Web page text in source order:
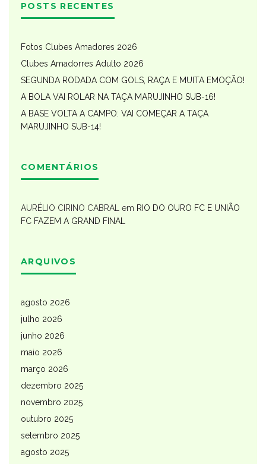
POSTS RECENTES
Fotos Clubes Amadores 2026
Clubes Amadorres Adulto 2026
SEGUNDA RODADA COM GOLS, RAÇA E MUITA EMOÇÃO!
A BOLA VAI ROLAR NA TAÇA MARUJINHO SUB-16!
A BASE VOLTA A CAMPO: VAI COMEÇAR A TAÇA
MARUJINHO SUB-14!
COMENTÁRIOS
AURÉLIO CIRINO CABRAL em RIO DO OURO FC E UNIÃO
FC FAZEM A GRAND FINAL
ARQUIVOS
agosto 2026
julho 2026
junho 2026
maio 2026
março 2026
dezembro 2025
novembro 2025
outubro 2025
setembro 2025
agosto 2025